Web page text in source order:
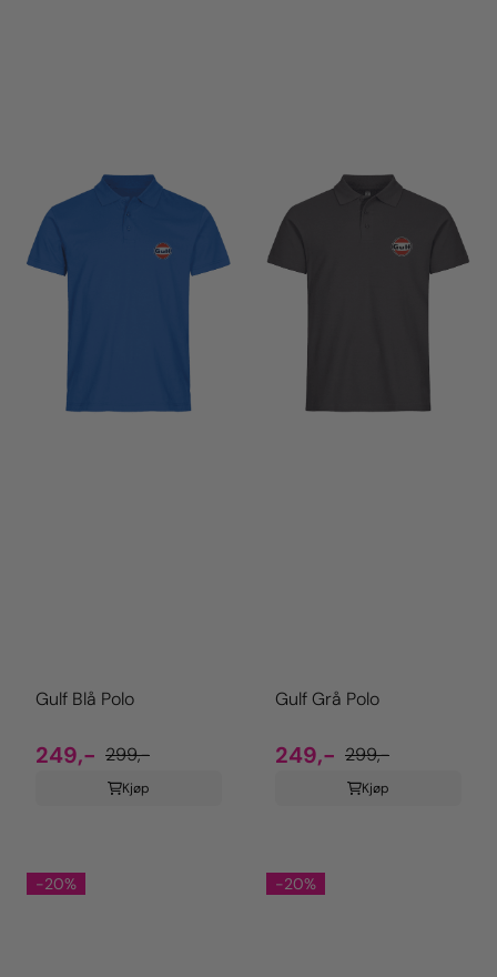
Gulf Blå Polo
249,- 299,-
Kjøp
Gulf Grå Polo
249,- 299,-
Kjøp
-20% -20%